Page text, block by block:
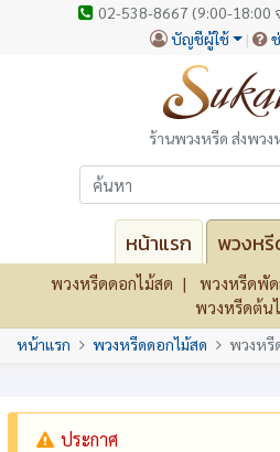
02-538-8667 (9:00-18:00
บัญชีผู้ใช้
ร้านพวงหรีด ส่งพว
หน้าแรก พวงห
พวงหรีดดอกไม้สด พวงหรีดพั
พวงหรีดต้น
หน้าแรก พวงหรีดดอกไม้สด พวงหรี
ประกาศ